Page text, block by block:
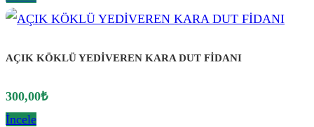
AÇIK KÖKLÜ YEDİVEREN KARA DUT FİDANI
300,00₺
İncele